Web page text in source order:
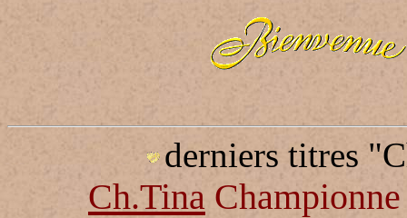
derniers titres
Ch.Tina